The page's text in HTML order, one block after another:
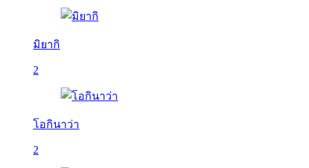
มิยากิ
2
โอกินาว่า
2